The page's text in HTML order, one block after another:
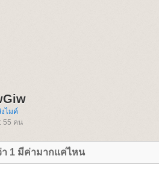
ไมค์
55 คน
า 1 มีค่ามากแค่ไหน